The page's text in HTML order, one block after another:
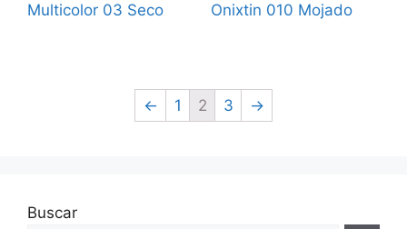
Multicolor 03 Seco Onixtin 010 Mojado
← 1 2 3 →
Buscar